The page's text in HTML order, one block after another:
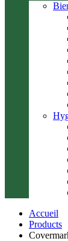
Accueil
Products